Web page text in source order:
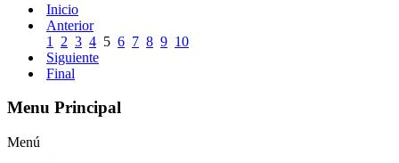
Inicio
Anterior
1
2 3 4 5 6 7 8 9 10
Siguiente
Final
Menu Principal
Menú